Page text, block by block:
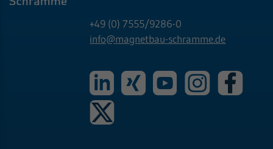
+49 (0) 7555/9286-0
info@magnetbau-schramme.de